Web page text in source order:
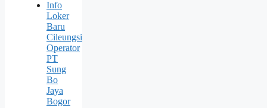
Info
Loker
Baru
Cileungsi
Operator
PT
Sung
Bо
Jaya
Bogor